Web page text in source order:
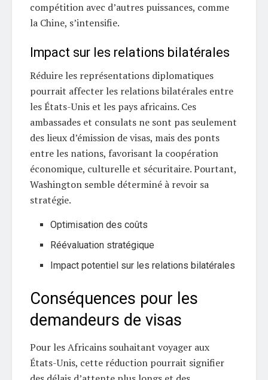
compétition avec d’autres puissances, comme
la Chine, s’intensifie.
Impact sur les relations bilatérales
Réduire les représentations diplomatiques
pourrait affecter les relations bilatérales entre
les États-Unis et les pays africains. Ces
ambassades et consulats ne sont pas seulement
des lieux d’émission de visas, mais des ponts
entre les nations, favorisant la coopération
économique, culturelle et sécuritaire. Pourtant,
Washington semble déterminé à revoir sa
stratégie.
Optimisation des coûts
Réévaluation stratégique
Impact potentiel sur les relations bilatérales
Conséquences pour les
demandeurs de visas
Pour les Africains souhaitant voyager aux
États-Unis, cette réduction pourrait signifier